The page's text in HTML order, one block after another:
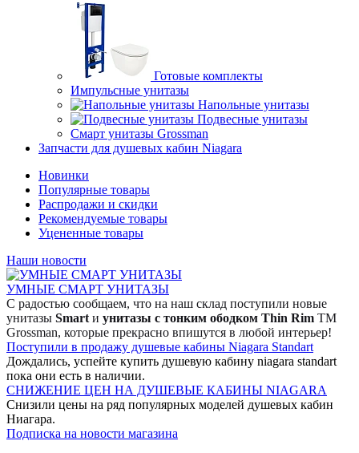
Готовые комплекты
Импульсные унитазы
Напольные унитазы
Подвесные унитазы
Смарт унитазы Grossman
Запчасти для душевых кабин Niagara
Новинки
Популярные товары
Распродажи и скидки
Рекомендуемые товары
Уцененные товары
Наши новости
УМНЫЕ СМАРТ УНИТАЗЫ
С радостью сообщаем, что на наш склад поступили новые
унитазы Smart и унитазы с тонким ободком Thin Rim TM
Grossman, которые прекрасно впишутся в любой интерьер!
Поступили в продажу душевые кабины Niagara Standart
Дождались, успейте купить душевую кабину niagara standart
пока они есть в наличии.
СНИЖЕНИЕ ЦЕН НА ДУШЕВЫЕ КАБИНЫ NIAGARA
Снизили цены на ряд популярных моделей душевых кабин
Ниагара.
Подписка на новости магазина